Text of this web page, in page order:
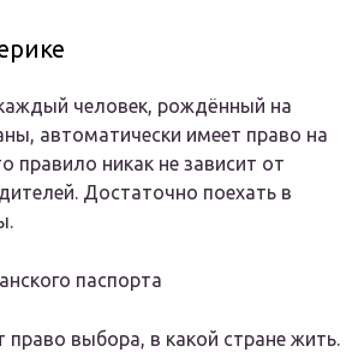
человек, рождённый на
автоматически имеет право на
правило никак не зависит от
Достаточно поехать в
паспорта
право выбора, в какой стране жить.